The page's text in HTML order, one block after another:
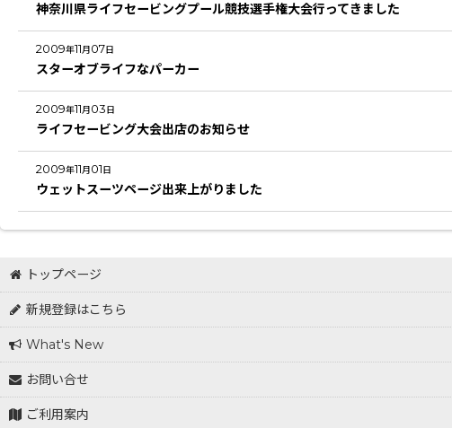
神奈川県ライフセービングプール競技選手権大会行ってきました
2009年11月 07日
スターオブライフなパーカー
2009年11月 03 日
ライフセービング大会出店のお知らせ
2009年11月 01 日
ウェットスーツページ出来上がりました
トップページ
新規登録はこちら
What's New
お問い合せ
ご利用案内